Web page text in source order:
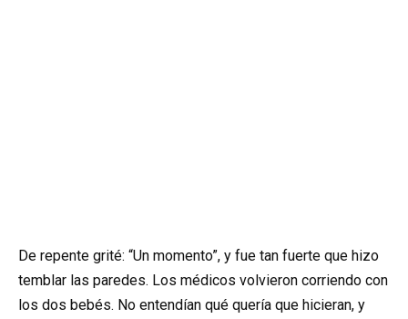
De repente grité: “Un momento”, y fue tan fuerte que hizo
temblar las paredes. Los médicos volvieron corriendo con
los dos bebés. No entendían qué quería que hicieran, y